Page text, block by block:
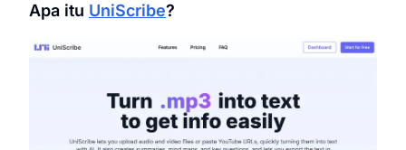
Apa itu UniScribe?